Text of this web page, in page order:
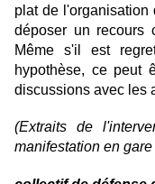
plat de l'organisation
déposer un recours
Même s'il est
hypothèse, ce peut
discussions avec les
(Extraits de
manifestation en